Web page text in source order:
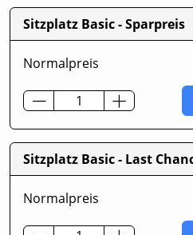
Sitzplatz Basic - Sparpreis
Normalpreis
Sitzplatz Basic - Last
Normalpreis